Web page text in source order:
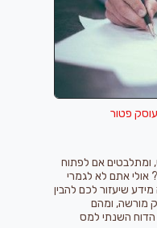
פטור
אם לפתוח
אולי אתם לא לגמרי
שיעזור לכם להבין
מורשה, ומהם
הדוח השנתי למס